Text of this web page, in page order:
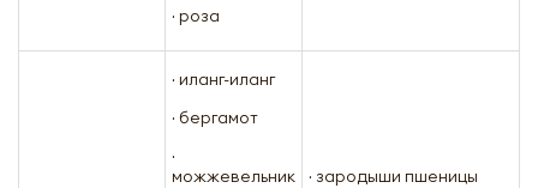
· роза
· иланг-иланг
· бергамот
·
можжевельник
· зародыши пшеницы